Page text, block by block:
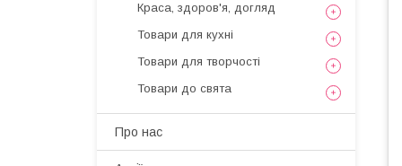
Краса, здоров'я, догляд
Товари для кухні
Товари для творчості
Товари до свята
Про нас